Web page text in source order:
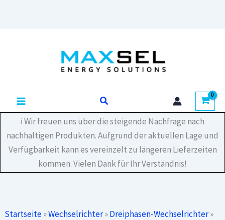
Suchen
ℹ️ Wir freuen uns über die steigende Nachfrage nach
nachhaltigen Produkten. Aufgrund der aktuellen Lage und
Verfügbarkeit kann es vereinzelt zu längeren Lieferzeiten
kommen. Vielen Dank für Ihr Verständnis!
Startseite»Wechselrichter»Dreiphasen-Wechselrichter»